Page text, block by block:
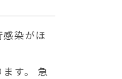
染がほ
す。 急